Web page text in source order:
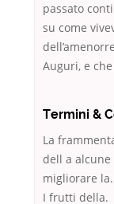
passato
su come
Auguri, e
Termini &
La
dell a
migliorare
I frutti della.